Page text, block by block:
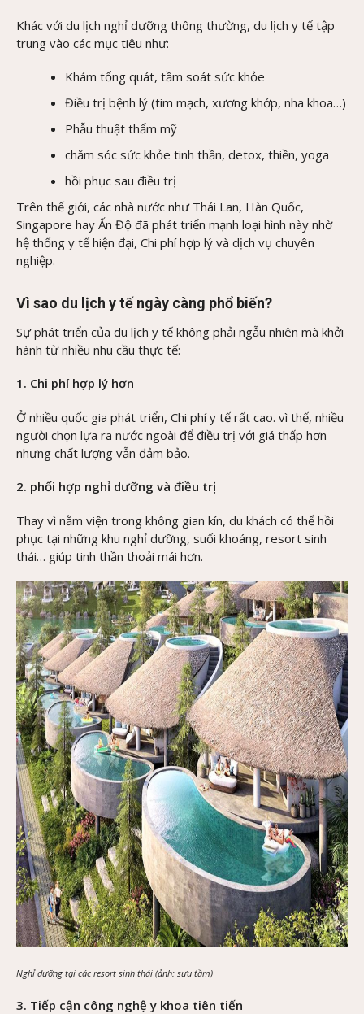
Khác với du lịch nghỉ dưỡng thông thường, du lịch y tế tập
trung vào các mục tiêu như:
Khám tổng quát, tầm soát sức khỏe
Điều trị bệnh lý (tim mạch, xương khớp, nha khoa…)
Phẫu thuật thẩm mỹ
chăm sóc sức khỏe tinh thần, detox, thiền, yoga
hồi phục sau điều trị
Trên thế giới, các nhà nước như Thái Lan, Hàn Quốc,
Singapore hay Ấn Độ đã phát triển mạnh loại hình này nhờ
hệ thống y tế hiện đại, Chi phí hợp lý và dịch vụ chuyên
nghiệp.
Vì sao du lịch y tế ngày càng phổ biến?
Sự phát triển của du lịch y tế không phải ngẫu nhiên mà khởi
hành từ nhiều nhu cầu thực tế:
1. Chi phí hợp lý hơn
Ở nhiều quốc gia phát triển, Chi phí y tế rất cao. vì thế, nhiều
người chọn lựa ra nước ngoài để điều trị với giá thấp hơn
nhưng chất lượng vẫn đảm bảo.
2. phối hợp nghỉ dưỡng và điều trị
Thay vì nằm viện trong không gian kín, du khách có thể hồi
phục tại những khu nghỉ dưỡng, suối khoáng, resort sinh
thái… giúp tinh thần thoải mái hơn.
Nghỉ dưỡng tại các resort sinh thái (ảnh: sưu tầm)
3. Tiếp cận công nghệ y khoa tiên tiến